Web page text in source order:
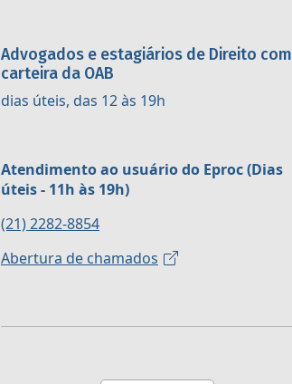
Advogados e estagiários de Direito com
carteira da OAB
dias úteis, das 12 às 19h
Atendimento ao usuário do Eproc (Dias
úteis - 11h às 19h)
(21) 2282-8854
Abertura de chamados